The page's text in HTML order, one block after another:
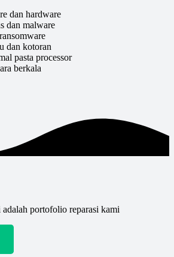
dan hardware
dan malware
dan kotoran
pasta processor
berkala
portofolio reparasi kami